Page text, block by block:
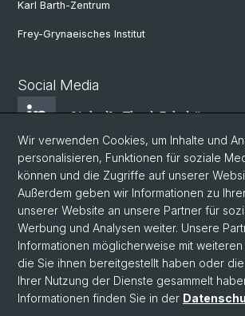
Karl Barth-Zentrum
Frey-Grynaeisches Institut
Social Media
LinkedIn Theol. Fakultät
Instagram Theol. Fakultät
Zentr. Jüd. Studien
ZRWP
Wir verwenden Cookies, um Inhalte und
personalisieren, Funktionen für soziale
können und die Zugriffe auf unserer
Außerdem geben wir Informationen zu
unserer Website an unsere Partner für
Werbung und Analysen weiter. Unsere
Informationen möglicherweise mit weiteren
die Sie ihnen bereitgestellt haben oder die
Ihrer Nutzung der Dienste gesammelt
Informationen finden Sie in der